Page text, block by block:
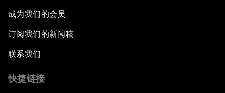
成为我们的会员
订阅我们的新闻稿
联系我们
快捷链接